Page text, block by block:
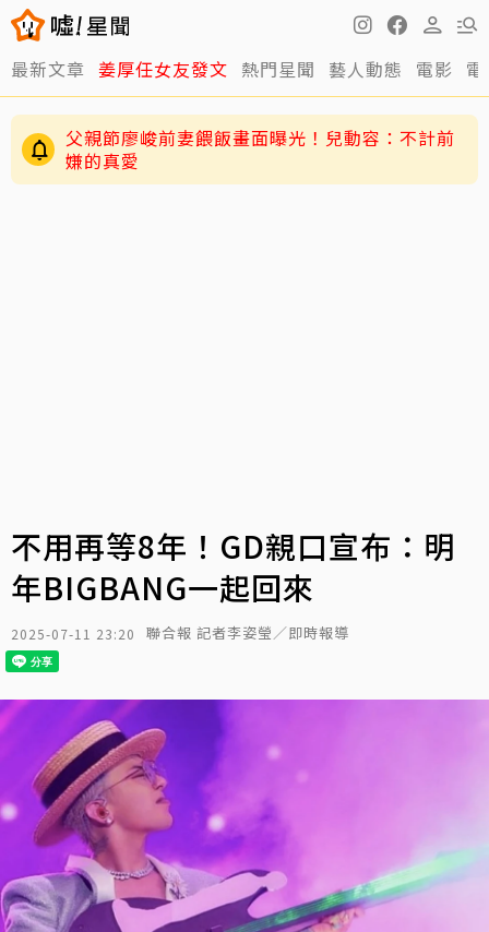
最新文章 姜厚任女友發文 熱門星聞 藝人動態 電影
父親節廖峻前妻餵飯畫面曝光！兒動容：不計前
嫌的真愛
不用再等8年！GD親口宣布：明
年BIGBANG一起回來
2025-07-11 23:20 聯合報 記者李姿瑩／即時報導